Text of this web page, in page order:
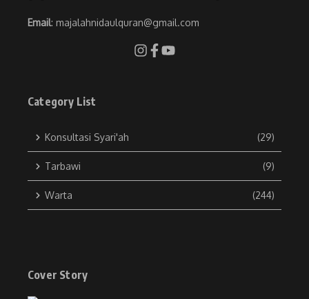
Email: majalahnidaulquran@gmail.com
Category List
Konsultasi Syari'ah (29)
Tarbawi (9)
Warta (244)
Cover Story